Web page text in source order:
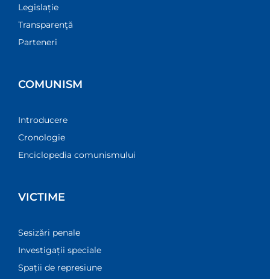
Legislație
Transparenţă
Parteneri
COMUNISM
Introducere
Cronologie
Enciclopedia comunismului
VICTIME
Sesizări penale
Investigații speciale
Spații de represiune